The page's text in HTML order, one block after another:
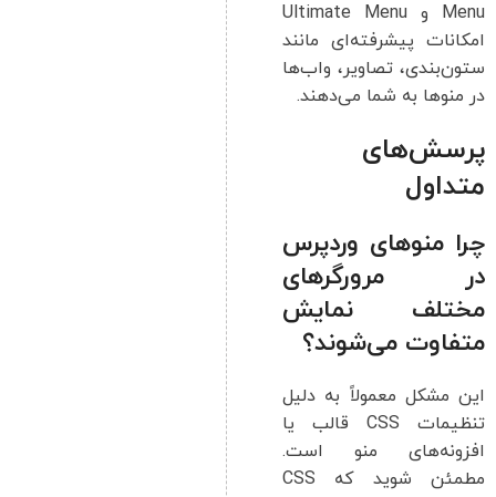
Menu و Ultimate Menu
امکانات پیشرفته‌ای مانند
ستون‌بندی، تصاویر، واب‌ها
در منوها به شما می‌دهند.
پرسش‌های
متداول
چرا منوهای وردپرس
در مرورگرهای
مختلف نمایش
متفاوت می‌شوند؟
این مشکل معمولاً به دلیل
تنظیمات CSS قالب یا
افزونه‌های منو است.
مطمئن شوید که CSS